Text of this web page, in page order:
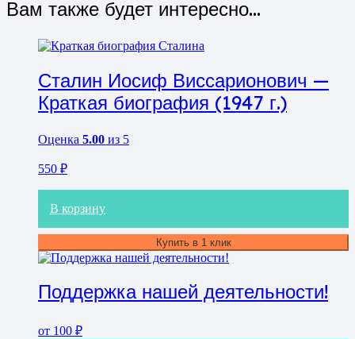
Вам также будет интересно…
Сталин Иосиф Виссарионович —
Краткая биография (1947 г.)
Оценка 5.00 из 5
550 ₽
В корзину
Купить в 1 клик
Поддержка нашей деятельности!
от 100 ₽